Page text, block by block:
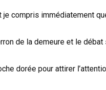
compris immédiatement
de la demeure et le
dorée pour attirer